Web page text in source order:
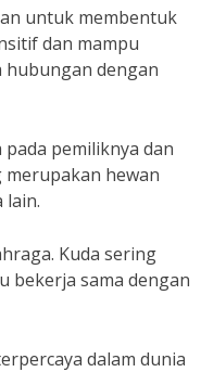
untuk membentuk
dan mampu
hubungan dengan
pemiliknya dan
hewan
lain.
Kuda sering
bekerja sama dengan
dalam dunia